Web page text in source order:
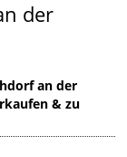
der
an der
& zu